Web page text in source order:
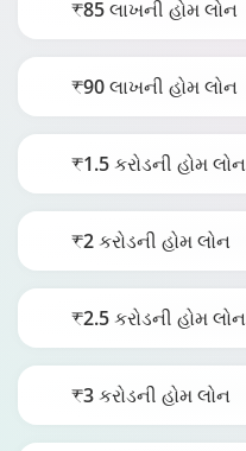
₹85 લાખની હોમ લોન
₹90 લાખની હોમ લોન
₹1.5 કરોડની હોમ લોન
₹2 કરોડની હોમ લોન
₹2.5 કરોડની હોમ લોન
₹3 કરોડની હોમ લોન